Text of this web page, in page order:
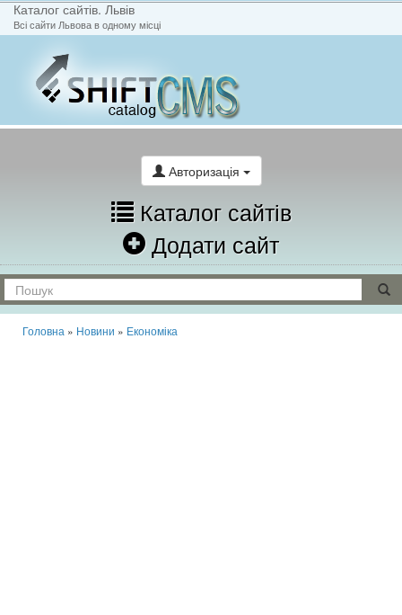
Каталог сайтів. Львів
Всі сайти Львова в одному місці
Авторизація
Каталог сайтів
Додати сайт
Головна » Новини » Економіка